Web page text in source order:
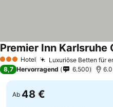
3 SterneHotel Luxuriöse Betten für
Premier Inn
8,7 Hervorragend 6.500
Ab 48 €